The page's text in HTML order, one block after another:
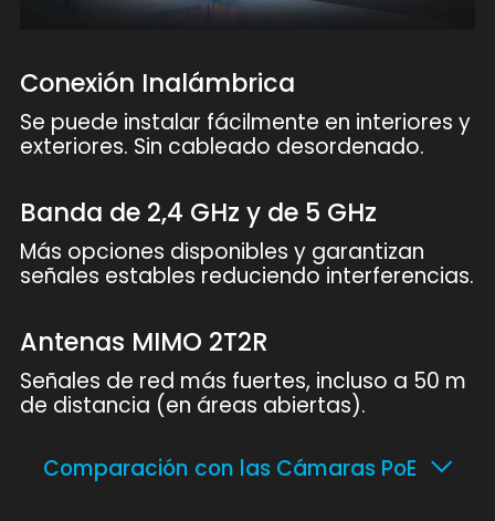
Conexión Inalámbrica
Se puede instalar fácilmente en interiores y
exteriores. Sin cableado desordenado.
Banda de 2,4 GHz y de 5 GHz
Más opciones disponibles y garantizan
señales estables reduciendo interferencias.
Antenas MIMO 2T2R
Señales de red más fuertes, incluso a 50 m
de distancia (en áreas abiertas).
Comparación con las Cámaras PoE